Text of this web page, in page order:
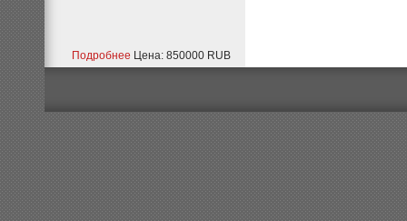
Подробнее Цена: 850000 RUB